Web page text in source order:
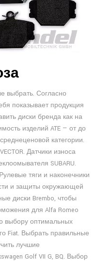
выбрать. Согласно
показывает продукция
диски бренда как на
изделий ATE — от до
категории.
Датчики износа
SUBARU.
тяги и наконечники
и защиты окружающей
диски Brembo, чтобы
для Alfa Romeo
выбору оптимальных
Fiat. Выбрать правильные
лучшие
Golf VII G, BQ. Выбор